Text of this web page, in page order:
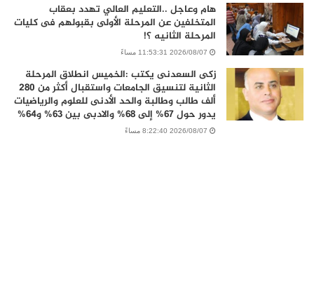
هام وعاجل ..التعليم العالي تهدد بعقاب
المتخلفين عن المرحلة الأولى بقبولهم فى كليات
المرحلة الثانيه ؟!
2026/08/07 11:53:31 مساءً
زكى السعدنى يكتب :الخميس انطلاق المرحلة
الثانية لتنسيق الجامعات واستقبال أكثر من 280
ألف طالب وطالبة والحد الأدنى للعلوم والرياضيات
يدور حول 67% إلى 68% والادبى بين 63% و64%
2026/08/07 8:22:40 مساءً